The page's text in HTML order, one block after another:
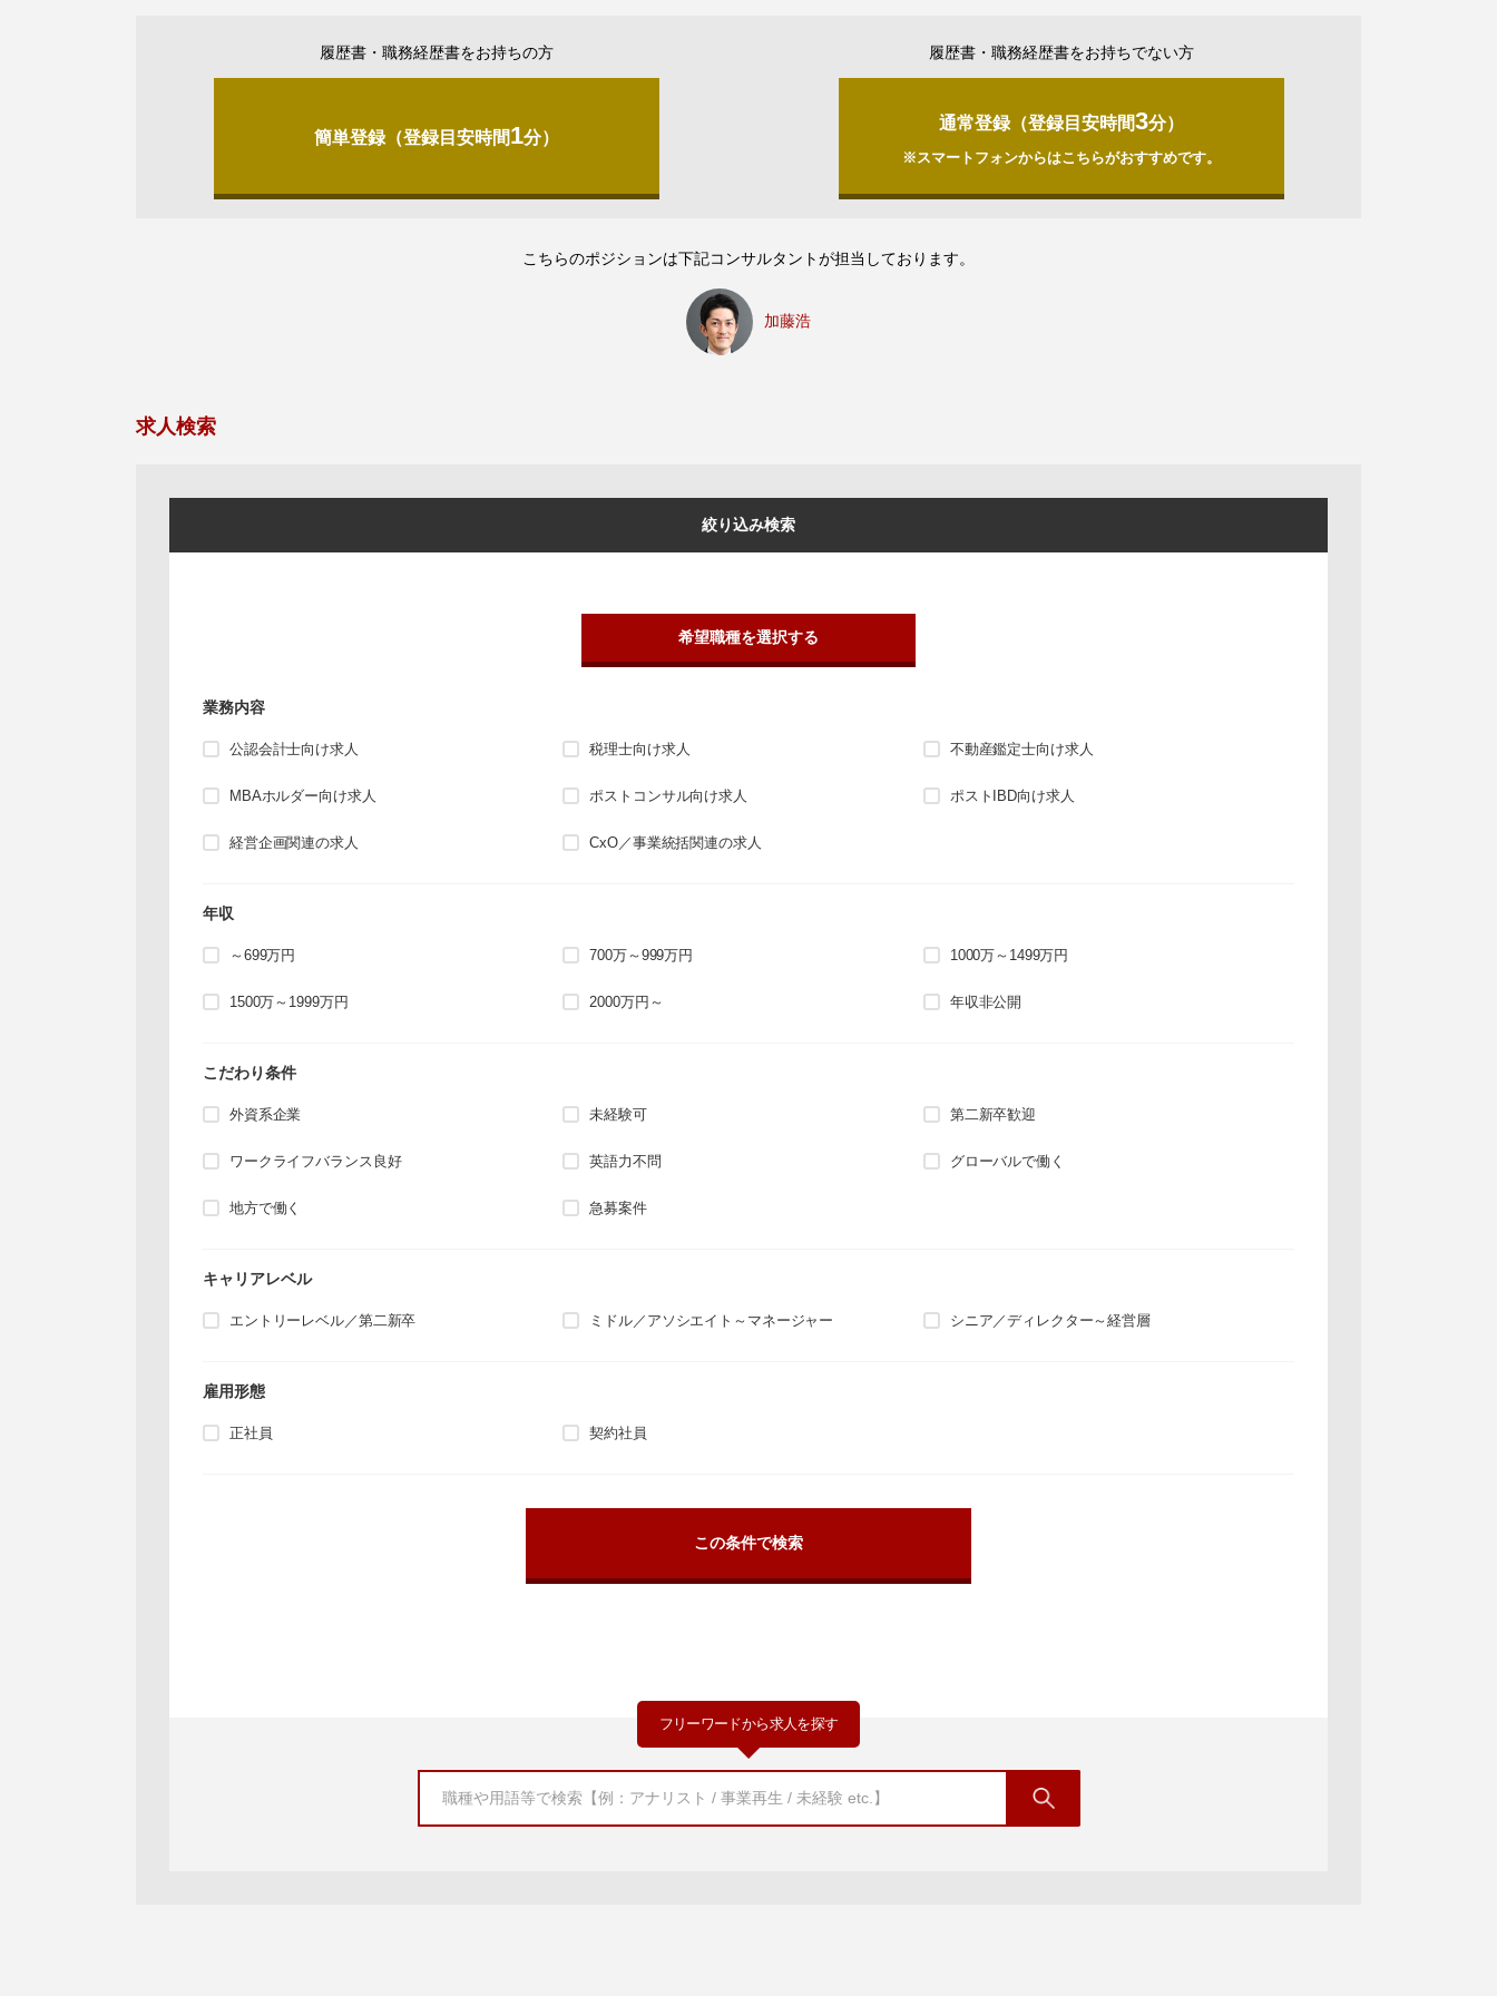
履歴書・職務経歴書をお持ちの方
簡単登録（登録目安時間1分）
履歴書・職務経歴書をお持ちでない方
通常登録（登録目安時間3分）
※スマートフォンからはこちらがおすすめです。
こちらのポジションは下記コンサルタントが担当しております。
加藤浩
求人検索
絞り込み検索
希望職種を選択する
業務内容
公認会計士向け求人 税理士向け求人 不動産鑑定士向け求人
MBAホルダー向け求人 ポストコンサル向け求人 ポストIBD向け求人
経営企画関連の求人 CxO／事業統括関連の求人
年収
～699万円 700万～999万円 1000万～1499万円
1500万～1999万円 2000万円～ 年収非公開
こだわり条件
外資系企業 未経験可 第二新卒歓迎
ワークライフバランス良好 英語力不問 グローバルで働く
地方で働く 急募案件
キャリアレベル
エントリーレベル／第二新卒 ミドル／アソシエイト～マネージャー シニア／ディレクター～経営層
雇用形態
正社員 契約社員
フリーワードから求人を探す